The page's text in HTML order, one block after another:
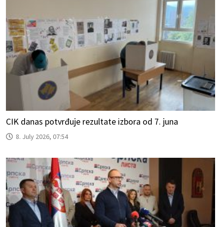
CIK danas potvrđuje rezultate izbora od 7. juna
8. July 2026, 07:54